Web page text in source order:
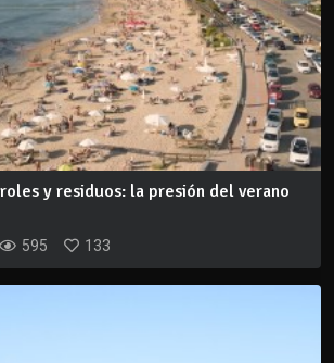
y residuos: la presión del verano
595 133